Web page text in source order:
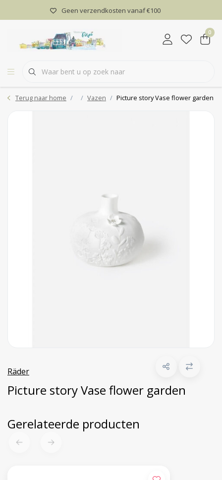
Geen verzendkosten vanaf €100
0
Terug naar home Vazen Picture story Vase flower garden
Räder
Picture story Vase flower garden
Gerelateerde producten